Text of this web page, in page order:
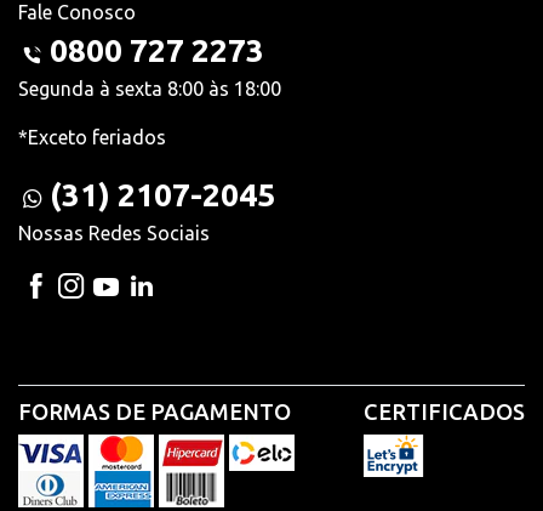
Fale Conosco
0800 727 2273
Segunda à sexta 8:00 às 18:00
*Exceto feriados
(31) 2107-2045
Nossas Redes Sociais
FORMAS DE PAGAMENTO CERTIFICADOS